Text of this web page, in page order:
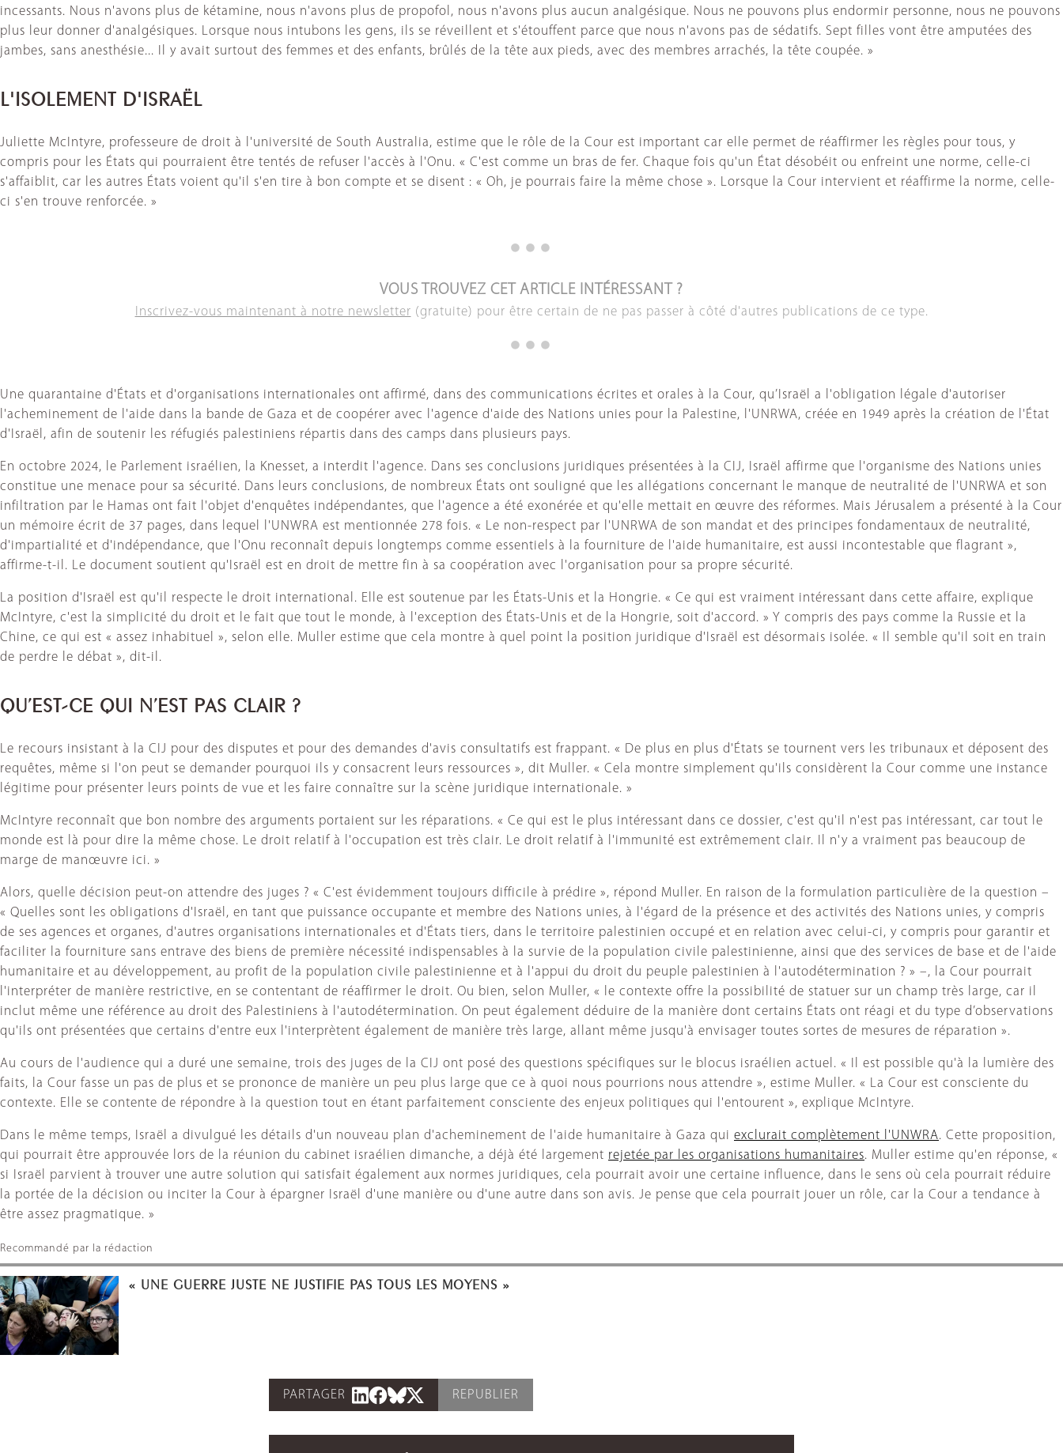
incessants. Nous n'avons plus de kétamine, nous n'avons plus de propofol, nous n'avons plus aucun analgésique. Nous ne pouvons plus endormir personne, nous ne pouvons
plus leur donner d'analgésiques. Lorsque nous intubons les gens, ils se réveillent et s'étouffent parce que nous n'avons pas de sédatifs. Sept filles vont être amputées des
jambes, sans anesthésie... Il y avait surtout des femmes et des enfants, brûlés de la tête aux pieds, avec des membres arrachés, la tête coupée. »
L'ISOLEMENT D'ISRAËL
Juliette McIntyre, professeure de droit à l'université de South Australia, estime que le rôle de la Cour est important car elle permet de réaffirmer les règles pour tous, y
compris pour les États qui pourraient être tentés de refuser l'accès à l'Onu. « C'est comme un bras de fer. Chaque fois qu'un État désobéit ou enfreint une norme, celle-ci
s'affaiblit, car les autres États voient qu'il s'en tire à bon compte et se disent : « Oh, je pourrais faire la même chose ». Lorsque la Cour intervient et réaffirme la norme, celle-
ci s'en trouve renforcée. »
VOUS TROUVEZ CET ARTICLE INTÉRESSANT ?
Inscrivez-vous maintenant à notre newsletter (gratuite) pour être certain de ne pas passer à côté d'autres publications de ce type.
Une quarantaine d'États et d'organisations internationales ont affirmé, dans des communications écrites et orales à la Cour, qu’Israël a l'obligation légale d'autoriser
l'acheminement de l'aide dans la bande de Gaza et de coopérer avec l'agence d'aide des Nations unies pour la Palestine, l'UNRWA, créée en 1949 après la création de l'État
d'Israël, afin de soutenir les réfugiés palestiniens répartis dans des camps dans plusieurs pays.
En octobre 2024, le Parlement israélien, la Knesset, a interdit l'agence. Dans ses conclusions juridiques présentées à la CIJ, Israël affirme que l'organisme des Nations unies
constitue une menace pour sa sécurité. Dans leurs conclusions, de nombreux États ont souligné que les allégations concernant le manque de neutralité de l'UNRWA et son
infiltration par le Hamas ont fait l'objet d'enquêtes indépendantes, que l'agence a été exonérée et qu'elle mettait en œuvre des réformes. Mais Jérusalem a présenté à la Cour
un mémoire écrit de 37 pages, dans lequel l'UNWRA est mentionnée 278 fois. « Le non-respect par l'UNRWA de son mandat et des principes fondamentaux de neutralité,
d'impartialité et d'indépendance, que l'Onu reconnaît depuis longtemps comme essentiels à la fourniture de l'aide humanitaire, est aussi incontestable que flagrant »,
affirme-t-il. Le document soutient qu'Israël est en droit de mettre fin à sa coopération avec l'organisation pour sa propre sécurité.
La position d'Israël est qu'il respecte le droit international. Elle est soutenue par les États-Unis et la Hongrie. « Ce qui est vraiment intéressant dans cette affaire, explique
McIntyre, c'est la simplicité du droit et le fait que tout le monde, à l'exception des États-Unis et de la Hongrie, soit d'accord. » Y compris des pays comme la Russie et la
Chine, ce qui est « assez inhabituel », selon elle. Muller estime que cela montre à quel point la position juridique d'Israël est désormais isolée. « Il semble qu'il soit en train
de perdre le débat », dit-il.
QU’EST-CE QUI N’EST PAS CLAIR ?
Le recours insistant à la CIJ pour des disputes et pour des demandes d'avis consultatifs est frappant. « De plus en plus d'États se tournent vers les tribunaux et déposent des
requêtes, même si l'on peut se demander pourquoi ils y consacrent leurs ressources », dit Muller. « Cela montre simplement qu'ils considèrent la Cour comme une instance
légitime pour présenter leurs points de vue et les faire connaître sur la scène juridique internationale. »
McIntyre reconnaît que bon nombre des arguments portaient sur les réparations. « Ce qui est le plus intéressant dans ce dossier, c'est qu'il n'est pas intéressant, car tout le
monde est là pour dire la même chose. Le droit relatif à l'occupation est très clair. Le droit relatif à l'immunité est extrêmement clair. Il n'y a vraiment pas beaucoup de
marge de manœuvre ici. »
Alors, quelle décision peut-on attendre des juges ? « C'est évidemment toujours difficile à prédire », répond Muller. En raison de la formulation particulière de la question –
« Quelles sont les obligations d'Israël, en tant que puissance occupante et membre des Nations unies, à l'égard de la présence et des activités des Nations unies, y compris
de ses agences et organes, d'autres organisations internationales et d'États tiers, dans le territoire palestinien occupé et en relation avec celui-ci, y compris pour garantir et
faciliter la fourniture sans entrave des biens de première nécessité indispensables à la survie de la population civile palestinienne, ainsi que des services de base et de l'aide
humanitaire et au développement, au profit de la population civile palestinienne et à l'appui du droit du peuple palestinien à l'autodétermination ? » –, la Cour pourrait
l'interpréter de manière restrictive, en se contentant de réaffirmer le droit. Ou bien, selon Muller, « le contexte offre la possibilité de statuer sur un champ très large, car il
inclut même une référence au droit des Palestiniens à l'autodétermination. On peut également déduire de la manière dont certains États ont réagi et du type d’observations
qu'ils ont présentées que certains d'entre eux l'interprètent également de manière très large, allant même jusqu'à envisager toutes sortes de mesures de réparation ».
Au cours de l'audience qui a duré une semaine, trois des juges de la CIJ ont posé des questions spécifiques sur le blocus israélien actuel. « Il est possible qu'à la lumière des
faits, la Cour fasse un pas de plus et se prononce de manière un peu plus large que ce à quoi nous pourrions nous attendre », estime Muller. « La Cour est consciente du
contexte. Elle se contente de répondre à la question tout en étant parfaitement consciente des enjeux politiques qui l'entourent », explique McIntyre.
Dans le même temps, Israël a divulgué les détails d'un nouveau plan d'acheminement de l'aide humanitaire à Gaza qui exclurait complètement l'UNWRA. Cette proposition,
qui pourrait être approuvée lors de la réunion du cabinet israélien dimanche, a déjà été largement rejetée par les organisations humanitaires. Muller estime qu'en réponse, «
si Israël parvient à trouver une autre solution qui satisfait également aux normes juridiques, cela pourrait avoir une certaine influence, dans le sens où cela pourrait réduire
la portée de la décision ou inciter la Cour à épargner Israël d'une manière ou d'une autre dans son avis. Je pense que cela pourrait jouer un rôle, car la Cour a tendance à
être assez pragmatique. »
Recommandé par la rédaction
« UNE GUERRE JUSTE NE JUSTIFIE PAS TOUS LES MOYENS »
PARTAGER REPUBLIER